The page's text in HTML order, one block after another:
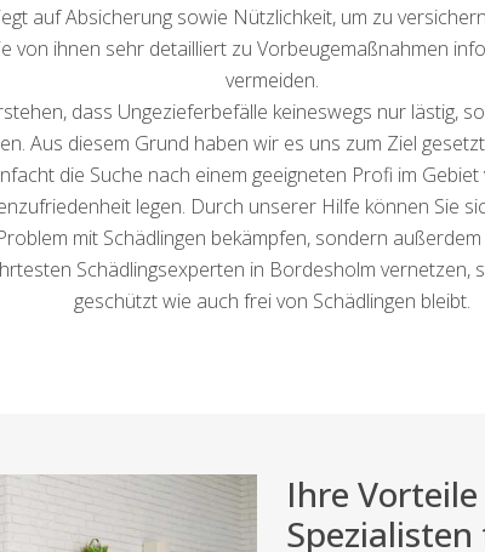
auf Absicherung sowie Nützlichkeit, um zu
von ihnen sehr detailliert zu Vorbeugemaßnahmen
vermeiden.
dass Ungezieferbefälle keineswegs nur lästig,
Aus diesem Grund haben wir es uns zum Ziel
die Suche nach einem geeigneten Profi im
legen. Durch unserer Hilfe können Sie
mit Schädlingen bekämpfen, sondern
Schädlingsexperten in Bordesholm
geschützt wie auch frei von Schädlingen bleibt.
Ihre